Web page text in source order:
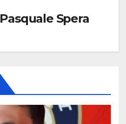
Pasquale Spera